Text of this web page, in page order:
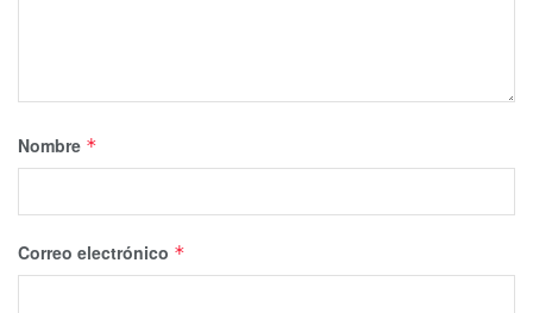
Nombre *
Correo electrónico *